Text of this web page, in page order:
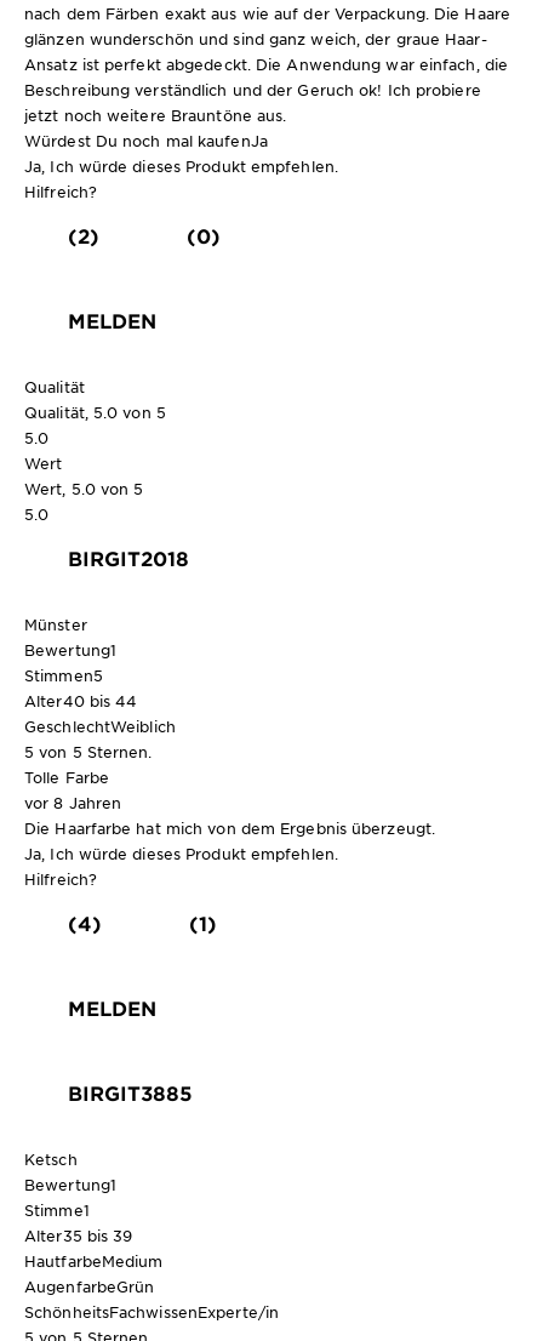
nach dem Färben exakt aus wie auf der Verpackung. Die Haare
glänzen wunderschön und sind ganz weich, der graue Haar-
Ansatz ist perfekt abgedeckt. Die Anwendung war einfach, die
Beschreibung verständlich und der Geruch ok! Ich probiere
jetzt noch weitere Brauntöne aus.
Würdest Du noch mal kaufenJa
Ja, Ich würde dieses Produkt empfehlen.
Hilfreich?
(2) (0)
MELDEN
Qualität
Qualität, 5.0 von 5
5.0
Wert
Wert, 5.0 von 5
5.0
BIRGIT2018
Münster
Bewertung1
Stimmen5
Alter40 bis 44
GeschlechtWeiblich
5 von 5 Sternen.
Tolle Farbe
vor 8 Jahren
Die Haarfarbe hat mich von dem Ergebnis überzeugt.
Ja, Ich würde dieses Produkt empfehlen.
Hilfreich?
(4) (1)
MELDEN
BIRGIT3885
Ketsch
Bewertung1
Stimme1
Alter35 bis 39
HautfarbeMedium
AugenfarbeGrün
SchönheitsFachwissenExperte/in